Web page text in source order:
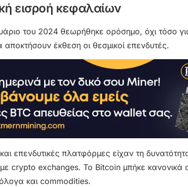
εισροή κεφαλαίων
του 2024 θεωρήθηκε ορόσημο, όχι τόσο
έκθεση οι θεσμικοί επενδυτές.
επενδυτικές πλατφόρμες είχαν τη
crypto exchanges. Το Bitcoin μπήκε κανονικά
και commodities.